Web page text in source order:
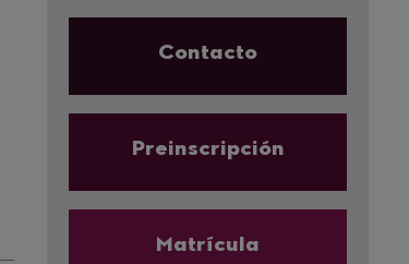
Contacto
Preinscripción
Matrícula